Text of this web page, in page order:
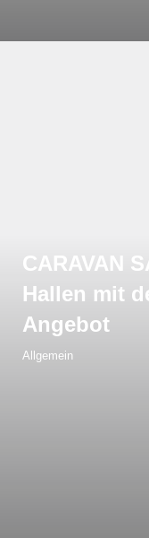
CARAVAN
Hallen mit
Angebot
Allgemein